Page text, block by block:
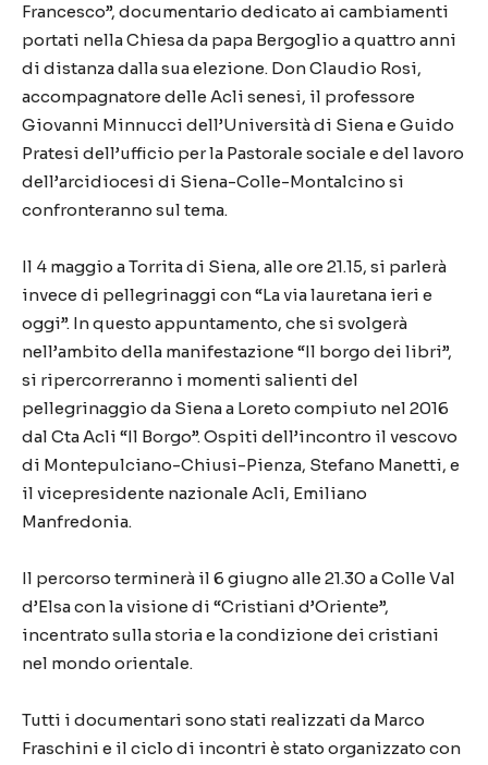
Francesco”, documentario dedicato ai cambiamenti
portati nella Chiesa da papa Bergoglio a quattro anni
di distanza dalla sua elezione. Don Claudio Rosi,
accompagnatore delle Acli senesi, il professore
Giovanni Minnucci dell’Università di Siena e Guido
Pratesi dell’ufficio per la Pastorale sociale e del lavoro
dell’arcidiocesi di Siena-Colle-Montalcino si
confronteranno sul tema.
Il 4 maggio a Torrita di Siena, alle ore 21.15, si parlerà
invece di pellegrinaggi con “La via lauretana ieri e
oggi”. In questo appuntamento, che si svolgerà
nell’ambito della manifestazione “Il borgo dei libri”,
si ripercorreranno i momenti salienti del
pellegrinaggio da Siena a Loreto compiuto nel 2016
dal Cta Acli “Il Borgo”. Ospiti dell’incontro il vescovo
di Montepulciano-Chiusi-Pienza, Stefano Manetti, e
il vicepresidente nazionale Acli, Emiliano
Manfredonia.
Il percorso terminerà il 6 giugno alle 21.30 a Colle Val
d’Elsa con la visione di “Cristiani d’Oriente”,
incentrato sulla storia e la condizione dei cristiani
nel mondo orientale.
Tutti i documentari sono stati realizzati da Marco
Fraschini e il ciclo di incontri è stato organizzato con